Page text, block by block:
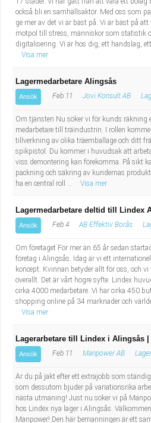
också bli en samhällsaktör. Med oss som
ge mer av det vi är bäst på. Vi är bäst på
motpol till stress, människor som statistik
digitalisering. Vi är hos dig, ett handslag,
Visa mer
Lagermedarbetare Alingsås
Ansök Feb 11 Jovi Konsult AB
Om tjänsten Nu söker vi för kunds räkning
medarbetare till träindustrin. I rollen
tillverkning av olika träemballage och ditt
spikpistol. Du kommer i huvudsak att
viss demontering kan förekomma. På sikt
packning och säkring av kundernas
ha en central roll ...
Visa mer
Lagermedarbetare deltid till Lindex
Ansök Feb 4 AB Effektiv Borås
Om företaget För mer än 65 år sedan
företag i Alingsås. Idag är vi ett
koncept. Kvinnan betyder allt för oss, och
överallt. Det är vårt högre syfte. Lindex
cirka 4000 medarbetare. Vi har cirka 450
shopping online på 34 marknader och
Visa mer
Lagerarbetare till Lindex i Alingsås
Ansök Feb 11 Manpower AB
Är du på jakt efter ett extrajobb som
som dessutom bjuder på variationsrika
nästa utmaning! Just nu söker vi på
hos Lindex nya lager i Alingsås.
Manpower! Den här bemanningen är ett